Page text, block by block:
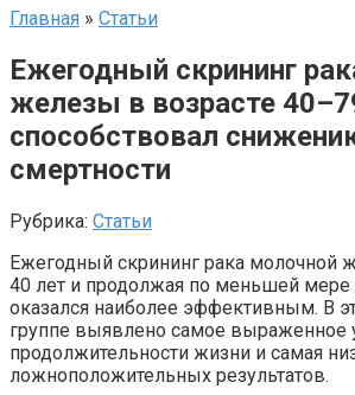
Главная » Статьи
Ежегодный скрининг
железы в возрасте
способствовал
смертности
Рубрика: Статьи
Ежегодный скрининг рака молочной
40 лет и продолжая по меньшей мере
оказался наиболее эффективным. В
группе выявлено самое выраженное
продолжительности жизни и самая
ложноположительных результатов.